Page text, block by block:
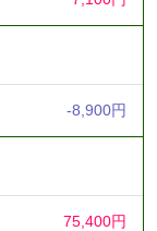
-8,900円
75,400円